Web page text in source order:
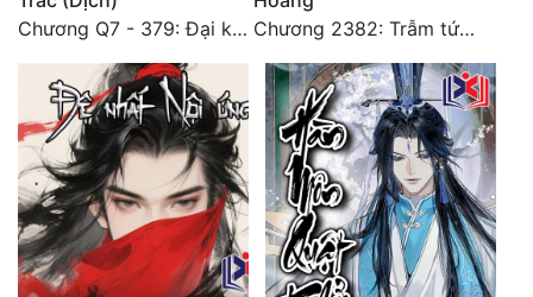
Vô Địch Lưu
Xây Dựng Thế Lực
Đam Mỹ
Đẹp
Đẹp Hiệp
Tính Cách Nhân Vật :
Chương Q7 - 379: Đại kết cục: Về nhà là phải vui vẻ. (2)
Chương 2382: Trẫm tức hết thảy (*Đại Kết Cục) (2)